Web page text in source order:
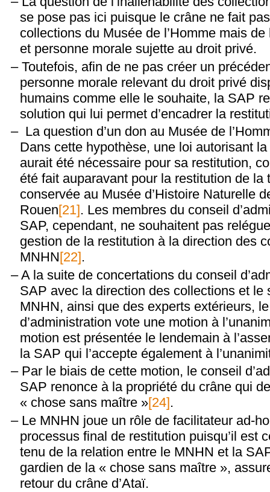
se pose pas ici puisque le crâne ne fait
collections du Musée de l’Homme mais
et personne morale sujette au droit privé.
Toutefois, afin de ne pas créer un
personne morale relevant du droit privé
humains comme elle le souhaite, la SAP
solution qui lui permet d’encadrer la
La question d’un don au Musée de
Dans cette hypothèse, une loi autorisant
aurait été nécessaire pour sa restitution,
été fait auparavant pour la restitution de la
conservée au Musée d’Histoire Naturelle
Rouen[21]. Les membres du conseil
SAP, cependant, ne souhaitent pas
gestion de la restitution à la direction des
MNHN[22].
A la suite de concertations du conseil
SAP avec la direction des collections et le
MNHN, ainsi que des experts extérieurs,
d’administration vote une motion à
motion est présentée le lendemain à
la SAP qui l’accepte également à
Par le biais de cette motion, le conseil
SAP renonce à la propriété du crâne qui
« chose sans maître »[24] .
Le MNHN joue un rôle de facilitateur ad-
processus final de restitution puisqu’il est
tenu de la relation entre le MNHN et la
gardien de la « chose sans maître »,
retour du crâne d’Ataï.